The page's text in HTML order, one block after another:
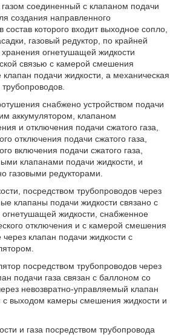
соединенный с клапаном подачи
создания направленного
состав которого входит выходное сопло,
газовый редуктор, по крайней
огнетушащей жидкости
связью с камерой смешения
клапан подачи жидкости, а механическая
снабжено устройством подачи
аккумулятором, клапаном
и отключения подачи сжатого газа,
отключения подачи сжатого газа,
включения подачи сжатого газа,
клапанами подачи жидкости, и
газовыми редукторами.
посредством трубопроводов через
клапаны подачи жидкости связано с
жидкости, снабженное
отключения и с камерой смешения
через клапан подачи жидкости с
посредством трубопроводов через
подачи газа связан с баллоном со
невозвратно-управляемый клапан
с выходом камеры смешения жидкости и
и газа посредством трубопровода